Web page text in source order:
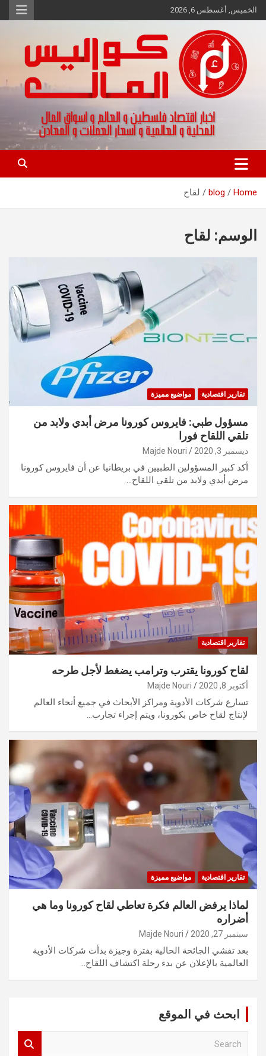
Skip
to
الخميس, أغسطس 6, 2026
كواليس المال
اخبار اقتصاد فلسطين و العالم و تقارير اسواق المال و العملات
Home
blog لقاح
الوسم: لقاح
تقارير اقتصادية مواضيع مميزة
مسؤول طبي: فايروس كورونا مرض أبدي ولابد من
تلقي اللقاح فورا
ديسمبر 3, 2020 Majde Nouri
أكد كبير المسؤولين الطبيين في بريطانيا عن أن فايروس كورونا
مرض أبدي ولابد من تلقي اللقاح…
تقارير اقتصادية
لقاح كورونا يقترب وترامب يضغط لأجل طرحه
أكتوبر 8, 2020 Majde Nouri
تسارع شركات الأدوية ومراكز الأبحاث في جميع أنحاء العالم
لإنتاج لقاح خاص بكورونا، ويتم إجراء تجارب…
تقارير اقتصادية مواضيع مميزة
لماذا يرفض العالم فكرة تعاطي لقاح كورونا وما هي
أضراره
سبتمبر 27, 2020 Majde Nouri
بعد تفشي الجائحة الحالية بفترة وجيزة بدأت شركات الأدوية
العالمية بالإعلان عن بدء رحلة اكتشاف اللقاح…
ابحث في الموقع